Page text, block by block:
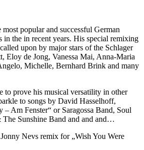
popular and successful German
in the in recent years. His special remixing
upon by major stars of the Schlager
Eloy de Jong, Vanessa Mai, Anna-Maria
Michelle, Bernhard Brink and many
to prove his musical versatility in other
to songs by David Hasselhoff,
Am Fenster“ or Saragossa Band, Soul
Sunshine Band and and and…
Nevs remix for „Wish You Were